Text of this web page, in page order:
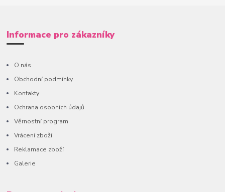
Informace pro zákazníky
O nás
Obchodní podmínky
Kontakty
Ochrana osobních údajů
Věrnostní program
Vrácení zboží
Reklamace zboží
Galerie